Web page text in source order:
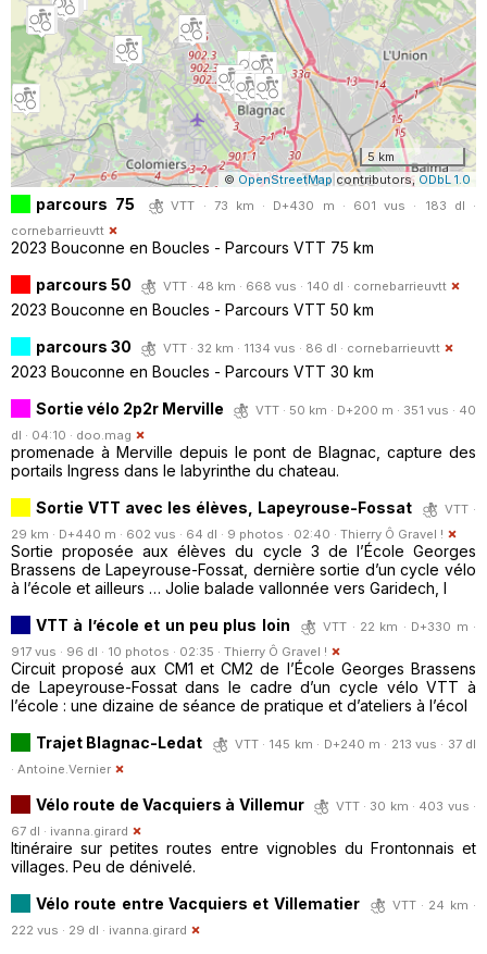
5 km
© OpenStreetMap contributors, ODbL 1.0
parcours 75
VTT · 73 km · D+430 m · 601 vus · 183 dl ·
cornebarrieuvtt
2023 Bouconne en Boucles - Parcours VTT 75 km
parcours 50
VTT · 48 km · 668 vus · 140 dl · cornebarrieuvtt
2023 Bouconne en Boucles - Parcours VTT 50 km
parcours 30
VTT · 32 km · 1134 vus · 86 dl · cornebarrieuvtt
2023 Bouconne en Boucles - Parcours VTT 30 km
Sortie vélo 2p2r Merville
VTT · 50 km · D+200 m · 351 vus · 40
dl · 04:10 · doo.mag
promenade à Merville depuis le pont de Blagnac, capture des
portails Ingress dans le labyrinthe du chateau.
Sortie VTT avec les élèves, Lapeyrouse-Fossat
VTT ·
29 km · D+440 m · 602 vus · 64 dl · 9 photos · 02:40 · Thierry Ô Gravel !
Sortie proposée aux élèves du cycle 3 de l’École Georges
Brassens de Lapeyrouse-Fossat, dernière sortie d’un cycle vélo
à l’école et ailleurs … Jolie balade vallonnée vers Garidech, l
VTT à l’école et un peu plus loin
VTT · 22 km · D+330 m ·
917 vus · 96 dl · 10 photos · 02:35 · Thierry Ô Gravel !
Circuit proposé aux CM1 et CM2 de l’École Georges Brassens
de Lapeyrouse-Fossat dans le cadre d’un cycle vélo VTT à
l’école : une dizaine de séance de pratique et d’ateliers à l’écol
Trajet Blagnac-Ledat
VTT · 145 km · D+240 m · 213 vus · 37 dl
· Antoine.Vernier
Vélo route de Vacquiers à Villemur
VTT · 30 km · 403 vus ·
67 dl · ivanna.girard
Itinéraire sur petites routes entre vignobles du Frontonnais et
villages. Peu de dénivelé.
Vélo route entre Vacquiers et Villematier
VTT · 24 km ·
222 vus · 29 dl · ivanna.girard